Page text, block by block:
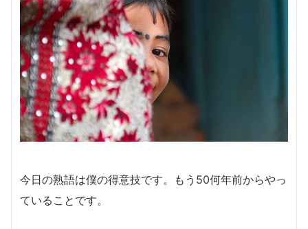
今日の熟語は僕の得意技です。もう50何年前からやっ
ていることです。